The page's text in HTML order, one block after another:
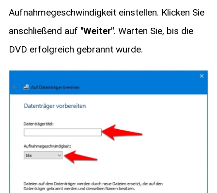
Aufnahmegeschwindigkeit einstellen. Klicken Sie
anschließend auf "Weiter". Warten Sie, bis die
DVD erfolgreich gebrannt wurde.